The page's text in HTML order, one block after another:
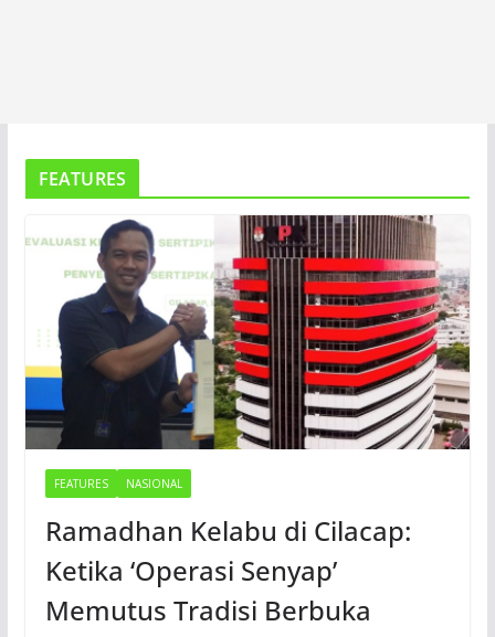
FEATURES
FEATURES NASIONAL
Ramadhan Kelabu di Cilacap:
Ketika ‘Operasi Senyap’
Memutus Tradisi Berbuka